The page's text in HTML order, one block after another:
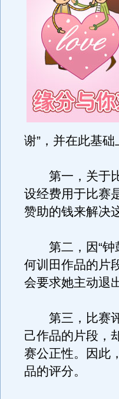
谢”，并在此基础
第一，关于比
设经费用于比赛
赞助的钱来解决
第二，因“钟
何训田作品的片
会要求她主动退
第三，比赛评
己作品的片段，
赛公正性。因此
品的评分。